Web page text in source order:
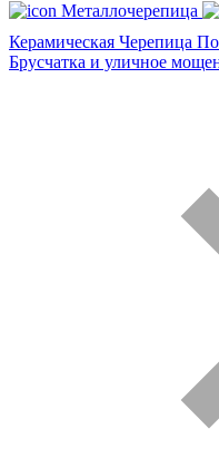
Металлочерепица
Керамическая Черепица
Брусчатка и уличное